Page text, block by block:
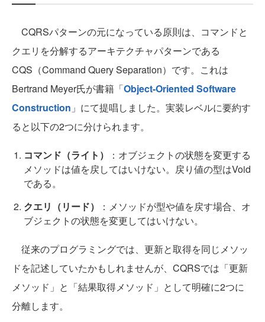
CQRSパターンの元になっている原則は、コマンドと
クエリを分解するアーキテクチャパターンである
CQS（Command Query Separation）です。これは
Bertrand Meyer氏が書籍「Object-Oriented Software
Construction 」にて提唱しました。実装レベルに要約す
ると以下の2つに分けられます。
コマンド（ライト）
：オブジェクトの状態を変更する
メソッドは値を戻してはいけない。戻り値の型はVoid
である。
クエリ（リード）
：メソッドが型や値を戻す場合、オ
ブジェクトの状態を変更してはいけない。
従来のプログラミングでは、更新と取得を同じメソッ
ドを記述していたかもしれませんが、CQRSでは「更新
メソッド」と「結果取得メソッド」として明確に2つに
分離します。